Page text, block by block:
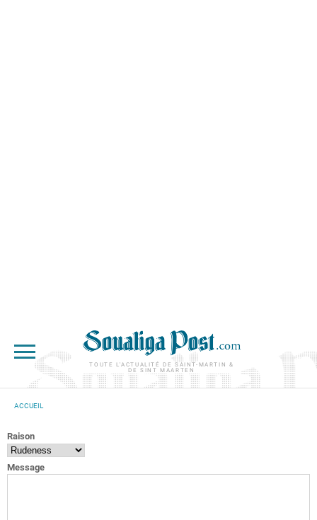
TOUTE L'ACTUALITÉ DE SAINT-MARTIN &
DE SINT MAARTEN
ACCUEIL
Raison
Message